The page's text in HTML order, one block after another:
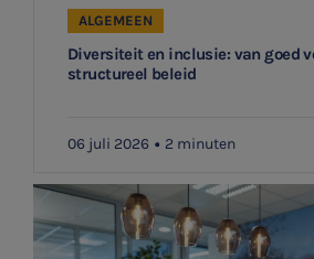
Diversiteit en inclusie: van goed
structureel beleid
ALGEMEEN
06 juli 2026 2 minuten